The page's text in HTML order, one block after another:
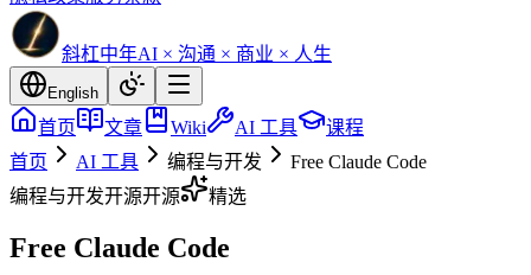
斜杠中年AI × 沟通 × 商业 × 人生
English
首页 文章 Wiki AI 工具
课程
首页
AI 工具 编程与开发
Free Claude Code
编程与开发开源开源 精选
Free Claude Code